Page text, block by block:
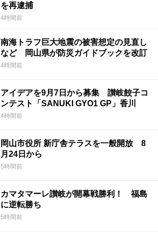
を再逮捕
4時間前
南海トラフ巨大地震の被害想定の見直し
など 岡山県が防災ガイドブックを改訂
4時間前
アイデアを9月7日から募集 讃岐餃子コ
ンテスト「SANUKI GYO1 GP」香川
4時間前
岡山市役所 新庁舎テラスを一般開放 8
月24日から
5時間前
カマタマーレ讃岐が開幕戦勝利！ 福島
に逆転勝ち
5時間前